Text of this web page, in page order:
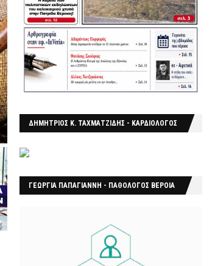
ΔΗΜΗΤΡΙΟΣ Κ. ΤΑΧΜΑΤΖΙΔΗΣ - ΚΑΡΔΙΟΛΟΓΟΣ
ΓΕΩΡΓΙΑ ΠΑΠΑΓΙΑΝΝΗ - ΠΑΘΟΛΟΓΟΣ ΒΕΡΟΙΑ